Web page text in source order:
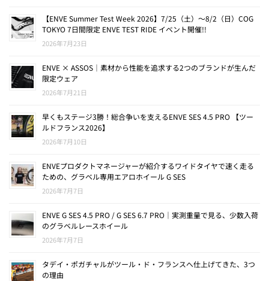
【ENVE Summer Test Week 2026】7/25（土）〜8/2（日）COG
TOKYO 7日間限定 ENVE TEST RIDE イベント開催!!
2026年7月23日
ENVE × ASSOS｜素材から性能を追求する2つのブランドが生んだ
限定ウェア
2026年7月21日
早くもステージ3勝！総合争いを支えるENVE SES 4.5 PRO 【ツー
ルドフランス2026】
2026年7月10日
ENVEプロダクトマネージャーが紹介するワイドタイヤで速く走る
ための、グラベル専用エアロホイール G SES
2026年7月7日
ENVE G SES 4.5 PRO / G SES 6.7 PRO｜実測重量で見る、少数入荷
のグラベルレースホイール
2026年7月7日
タデイ・ポガチャルがツール・ド・フランスへ仕上げてきた、3つ
の理由